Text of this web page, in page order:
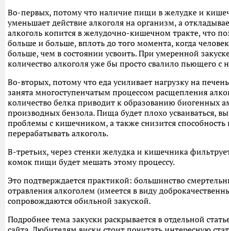
Во-первых, потому что наличие пищи в желудке и
уменьшает действие алкоголя на организм, а
алкоголь копится в желудочно-кишечном тракте, что
больше и больше, вплоть до того момента, когда
больше, чем в состоянии усвоить. При умеренной
количество алкоголя уже бы просто свалило пьющего с
Во-вторых, потому что еда усиливает нагрузку на
занята многоступенчатым процессом расщепления
количество белка приводит к образованию биогенных
производных бензола. Пища будет плохо усваиваться,
проблемы с кишечником, а также снизится способность
перерабатывать алкоголь.
В-третьих, через стенки желудка и кишечника
комок пищи будет мешать этому процессу.
Это подтверждается практикой: большинство
отравления алкоголем (имеется в виду
сопровождаются обильной закуской.
Подробнее тема закуски раскрывается в отдельной